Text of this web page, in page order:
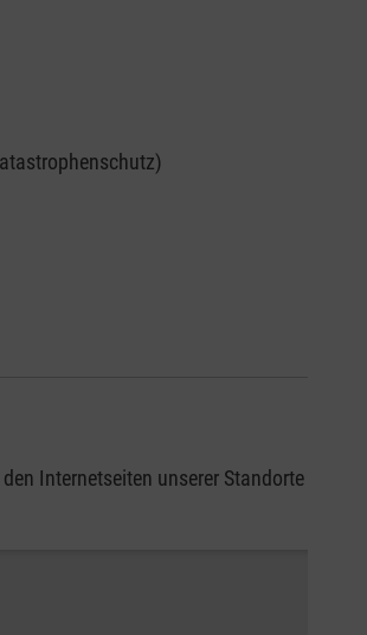
Internetseiten unserer Standorte